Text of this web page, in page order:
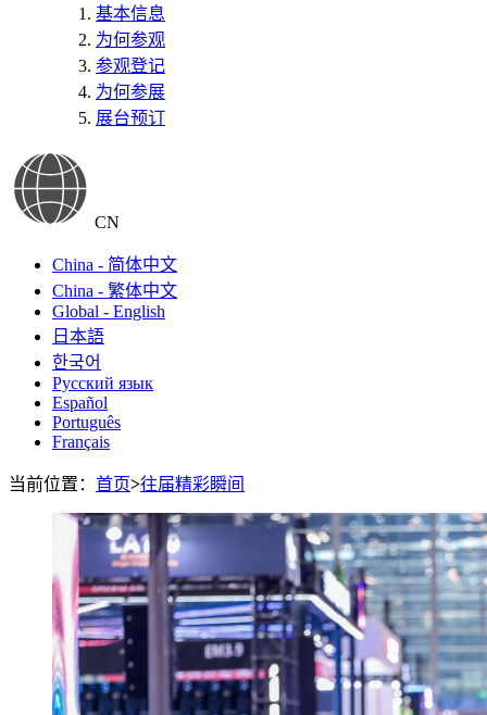
基本信息
为何参观
参观登记
为何参展
展台预订
CN
China - 简体中文
China - 繁体中文
Global - English
日本語
한국어
Русский язык
Español
Português
Français
当前位置： 首页>往届精彩瞬间